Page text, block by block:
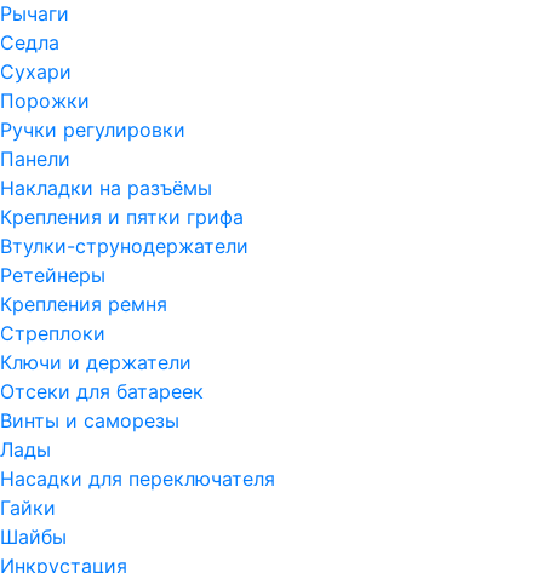
Рычаги
Седла
Сухари
Порожки
Ручки регулировки
Панели
Накладки на разъёмы
Крепления и пятки грифа
Втулки-струнодержатели
Ретейнеры
Крепления ремня
Стреплоки
Ключи и держатели
Отсеки для батареек
Винты и саморезы
Лады
Насадки для переключателя
Гайки
Шайбы
Инкрустация